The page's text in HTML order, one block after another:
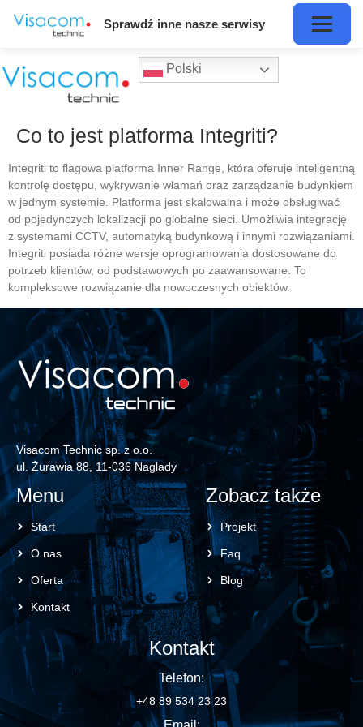
Polski
Co to jest platforma Integriti?
Integriti to flagowa platforma Inner Range, która oferuje inteligentną
kontrolę dostępu, wykrywanie włamań oraz zarządzanie budynkiem
w jednym systemie. Platforma jest skalowalna i może obsługiwać
od pojedynczych lokalizacji po globalne sieci. Umożliwia integrację
z systemami CCTV, automatyką budynkową i innymi rozwiązaniami.
Integriti posiada różne wersje oprogramowania dostosowane do
potrzeb klientów, od podstawowych po zaawansowane. To
kompleksowe rozwiązanie dla nowoczesnych obiektów.
Visacom Technic sp. z o.o.
ul. Żurawia 88, 11-036 Naglady
Menu
Start
O nas
Oferta
Kontakt
Zobacz także
Projekt
Faq
Blog
Kontakt
Telefon:
+48 89 534 23 23
Sprawdź inne nasze serwisy